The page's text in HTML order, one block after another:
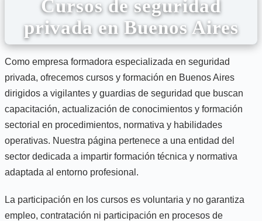
Cursos de seguridad
privada en Buenos Aires
Como empresa formadora especializada en seguridad
privada, ofrecemos cursos y formación en Buenos Aires
dirigidos a vigilantes y guardias de seguridad que buscan
capacitación, actualización de conocimientos y formación
sectorial en procedimientos, normativa y habilidades
operativas. Nuestra página pertenece a una entidad del
sector dedicada a impartir formación técnica y normativa
adaptada al entorno profesional.
La participación en los cursos es voluntaria y no garantiza
empleo, contratación ni participación en procesos de